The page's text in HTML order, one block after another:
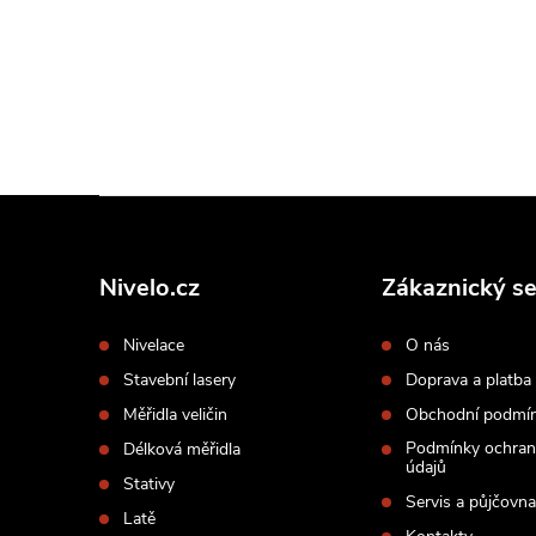
Nivelo.cz
Nivelace
Stavební lasery
Měřidla veličin
Délková měřidla
Stativy
Latě
Zákaznický
O nás
Doprava a platba
Obchodní
Podmínky
údajů
Servis a půjčovna